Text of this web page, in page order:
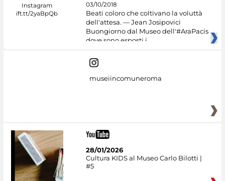
03/10/2018
Beati coloro che coltivano la voluttà
dell'attesa. — Jean Josipovici
Buongiorno dal Museo dell'#AraPacis
dove sono esposti i
museiincomuneroma
28/01/2026
Cultura KIDS al Museo Carlo Bilotti |
#5